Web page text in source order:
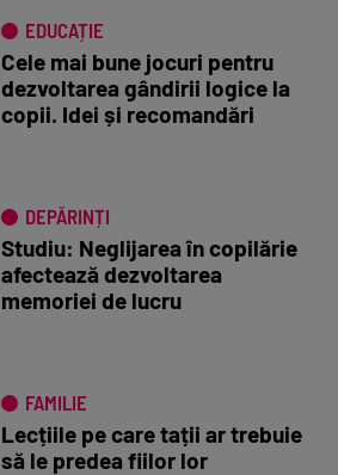
EDUCAȚIE
Cele mai bune jocuri pentru
dezvoltarea gândirii logice la
copii. Idei și recomandări
DEPĂRINȚI
Studiu: Neglijarea în copilărie
afectează dezvoltarea
memoriei de lucru
FAMILIE
Lecțiile pe care tații ar trebuie
să le predea fiilor lor